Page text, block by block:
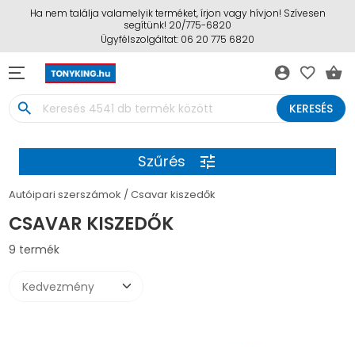
Ha nem találja valamelyik terméket, írjon vagy hívjon! Szívesen
segítünk! 20/775-6820
Ügyfélszolgáltat: 06 20 775 6820
account_circle favorite_border shopping_basket
search KERESÉS
Szűrés tune
Autóipari szerszámok Csavar kiszedők
CSAVAR KISZEDŐK
9 termék